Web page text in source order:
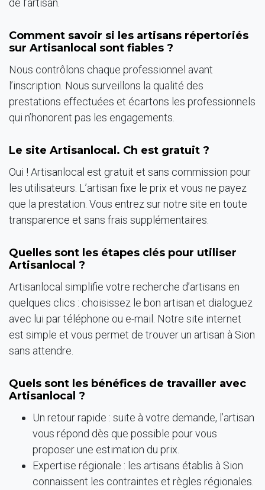
de l’artisan.
Comment savoir si les artisans répertoriés
sur Artisanlocal sont fiables ?
Nous contrôlons chaque professionnel avant
l’inscription. Nous surveillons la qualité des
prestations effectuées et écartons les professionnels
qui n’honorent pas les engagements.
Le site Artisanlocal. Ch est gratuit ?
Oui ! Artisanlocal est gratuit et sans commission pour
les utilisateurs. L’artisan fixe le prix et vous ne payez
que la prestation. Vous entrez sur notre site en toute
transparence et sans frais supplémentaires.
Quelles sont les étapes clés pour utiliser
Artisanlocal ?
Artisanlocal simplifie votre recherche d’artisans en
quelques clics : choisissez le bon artisan et dialoguez
avec lui par téléphone ou e-mail. Notre site internet
est simple et vous permet de trouver un artisan à Sion
sans attendre.
Quels sont les bénéfices de travailler avec
Artisanlocal ?
Un retour rapide : suite à votre demande, l’artisan
vous répond dès que possible pour vous
proposer une estimation du prix.
Expertise régionale : les artisans établis à Sion
connaissent les contraintes et règles régionales.